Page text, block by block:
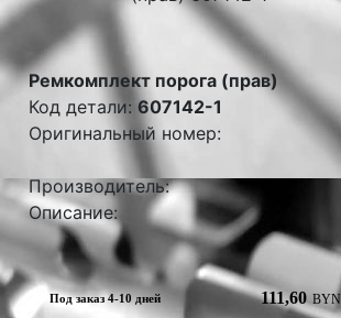
Ремкомплект порога (прав)
Код детали: 607142-1
Оригинальный номер:
Производитель:
Описание:
Под заказ 4-10 дней 111,60 BYN